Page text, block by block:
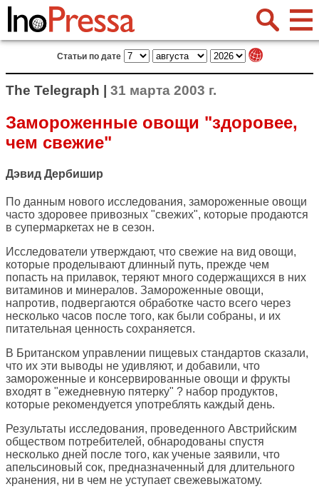
Статьи по дате
The Telegraph | 31 марта 2003 г.
Замороженные овощи "здоровее,
чем свежие"
Дэвид Дербишир
По данным нового исследования, замороженные овощи
часто здоровее привозных "свежих", которые продаются
в супермаркетах не в сезон.
Исследователи утверждают, что свежие на вид овощи,
которые проделывают длинный путь, прежде чем
попасть на прилавок, теряют много содержащихся в них
витаминов и минералов. Замороженные овощи,
напротив, подвергаются обработке часто всего через
несколько часов после того, как были собраны, и их
питательная ценность сохраняется.
В Британском управлении пищевых стандартов сказали,
что их эти выводы не удивляют, и добавили, что
замороженные и консервированные овощи и фрукты
входят в "ежедневную пятерку" ? набор продуктов,
которые рекомендуется употреблять каждый день.
Результаты исследования, проведенного Австрийским
обществом потребителей, обнародованы спустя
несколько дней после того, как ученые заявили, что
апельсиновый сок, предназначенный для длительного
хранения, ни в чем не уступает свежевыжатому.